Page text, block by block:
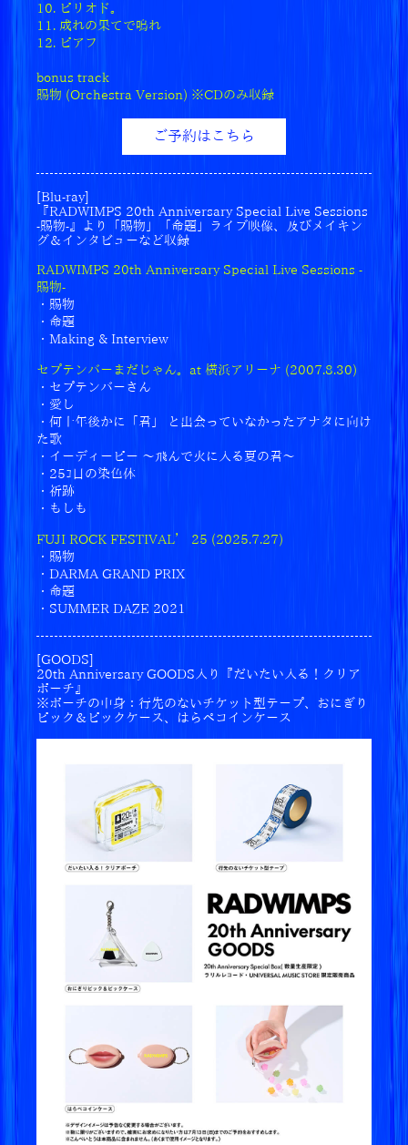
2025.09.26
POP UP STORE「20th Anniversary 特別展 私
たちはまだRADWIMPSを知らない」、入場事前予
ト・各種サブスクリプションサービスにて配信ス
2025.09.22
新曲「ピアフ」が日本テレビ「news zero」テーマ
曲に決定！
2025.09.18
タワーレコード意見広告シリーズ「NO MUSIC, N
O LIFE.」
FM802「ROCK KIDS 802-OCHIKEN Goes ON!!
-」の公開収録にRADWIMPS出演決定！
2025.09.12
10/8(水)発売ニューアルバムのタイトルが「あに
ゅー」に決定！ジャケットビジュアル＆収録内容
の詳細公開！
POP UP STORE「20th Anniversary 特別展 / 私
たちはまだRADWIMPSを知らない」開催決定！
2025.09.08
RADWIMPSとatmos、CONVERSEのトリプルコ
2025.08.18
日本テレビ「news zero」で放送されたRADWIMP
Sのインタビュー映像、ロングバージョン公開！
連続テレビ小説『あんぱん』主題歌「賜物」パフ
ォーマンス映像、NHK「Nウタ」で放送決定
2025.08.07
「賜物」パフォーマンス映像公開！
2025.07.29
NHK連続テレビ小説「あんぱん」とRADWIMPS
のスペシャル番組が8/7に放送決定！主題歌「賜
物」テレビ初パフォーマンスも！
新曲「命題」ミュージックビデオ公開！
2025.07.24
新曲「命題」ミュージックビデオ、7/25(金)21:0
10. ピリオド。
11. 成れの果てで鳴れ
12. ピアフ
bonus track
賜物 (Orchestra Version) ※CDのみ収録
ご予約はこちら
[Blu-ray]
『RADWIMPS 20th Anniversary Special Live Sessions
-賜物-』より「賜物」「命題」ライブ映像、及びメイキン
グ＆インタビューなど収録
RADWIMPS 20th Anniversary Special Live Sessions -
賜物-
・賜物
・命題
・Making & Interview
セプテンバーまだじゃん。at 横浜アリーナ (2007.8.30)
・セプテンバーさん
・愛し
・何十年後かに「君」 と出会っていなかったアナタに向け
た歌
・イーディーピー ～飛んで火に入る夏の君～
・25ｺ目の染色体
・祈跡
・もしも
FUJI ROCK FESTIVAL’ 25 (2025.7.27)
・賜物
・DARMA GRAND PRIX
・命題
・SUMMER DAZE 2021
[GOODS]
20th Anniversary GOODS入り『だいたい入る！クリア
ポーチ』
※ポーチの中身：行先のないチケット型テープ、おにぎり
ピック＆ピックケース、はらペコインケース